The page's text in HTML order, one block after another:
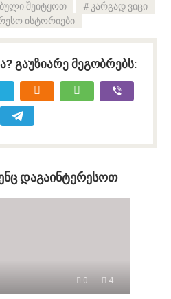
შეიტყოთ
კარგად ვიცი
ისტორიები
გაუზიარე მეგობრებს:
დაგაინტერესოთ
0 4